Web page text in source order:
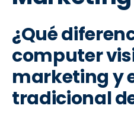
¿Qué
computer
marketing y
tradicional